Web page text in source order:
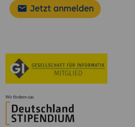
Jetzt anmelden